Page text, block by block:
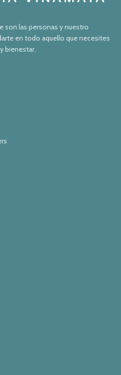
las personas y nuestro
en todo aquello que necesites
bienestar.